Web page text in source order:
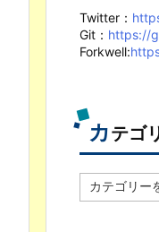
Twitter：
Git： https://
Forkwell:
カテゴ
テ